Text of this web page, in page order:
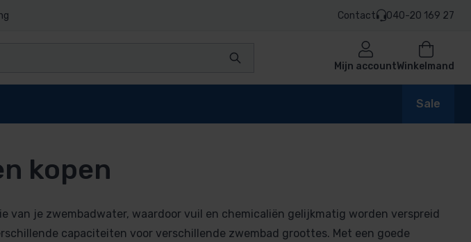
Contact 040-20 169 27
Mijn accountWinkelmand
Sale
kopen
van je zwembadwater, waardoor vuil en chemicaliën gelijkmatig worden verspreid
capaciteiten voor verschillende zwembad groottes. Met een goede